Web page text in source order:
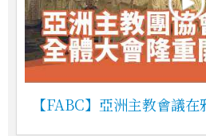
【FABC】亞洲主教會議